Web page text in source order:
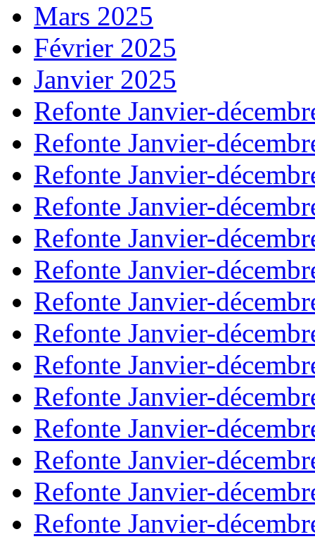
Mars 2025
Février 2025
Janvier 2025
Refonte Janvier-
Refonte Janvier-
Refonte Janvier-
Refonte Janvier-
Refonte Janvier-
Refonte Janvier-
Refonte Janvier-
Refonte Janvier-
Refonte Janvier-
Refonte Janvier-
Refonte Janvier-
Refonte Janvier-
Refonte Janvier-
Refonte Janvier-